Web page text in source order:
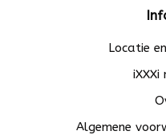
Locatie
Algemene